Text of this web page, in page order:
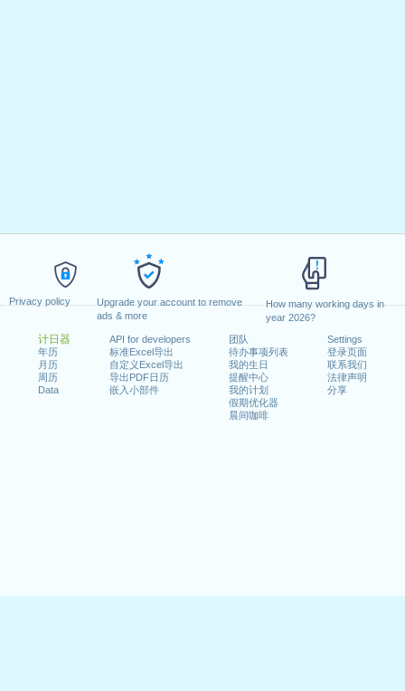
Privacy policy
Upgrade your account to remove
ads & more
How many working days in
year 2026?
计日器
年历
月历
周历
Data
API for developers
标准Excel导出
自定义Excel导出
导出PDF日历
嵌入小部件
团队
待办事项列表
我的生日
提醒中心
我的计划
假期优化器
晨间咖啡
Settings
登录页面
联系我们
法律声明
分享